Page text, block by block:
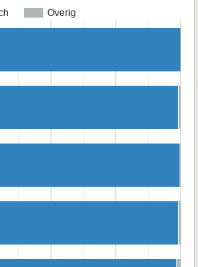
Overig